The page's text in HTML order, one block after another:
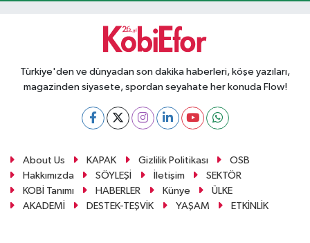
Türkiye'den ve dünyadan son dakika haberleri, köşe yazıları,
magazinden siyasete, spordan seyahate her konuda Flow!
About Us KAPAK Gizlilik Politikası
OSB
Hakkımızda
SÖYLEŞİ İletişim
SEKTÖR
KOBİ Tanımı
HABERLER Künye
ÜLKE
AKADEMİ
DESTEK-TEŞVİK YAŞAM ETKİNLİK